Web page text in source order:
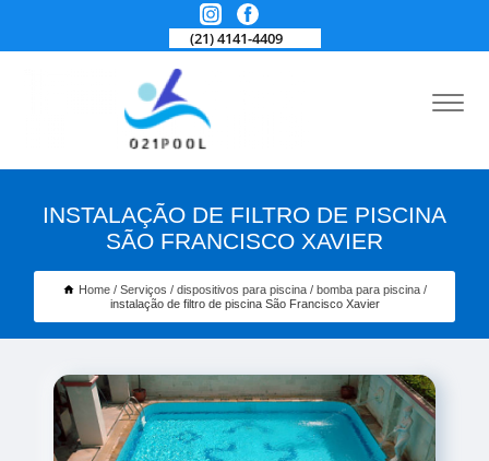
(21) 4141-4409
INSTALAÇÃO DE FILTRO DE PISCINA
SÃO FRANCISCO XAVIER
Home Serviços dispositivos para piscina
bomba para piscina
instalação de filtro de piscina São Francisco Xavier